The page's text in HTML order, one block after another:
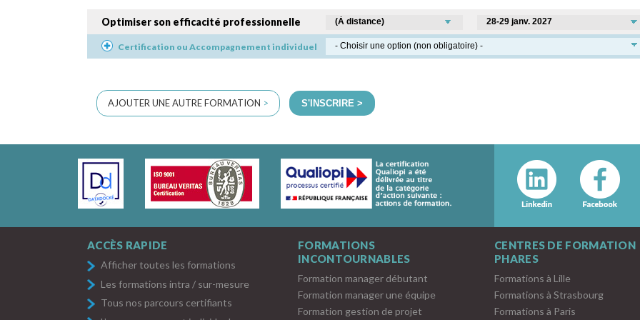
Optimiser son efficacité professionnelle
Certification ou Accompagnement individuel
AJOUTER UNE AUTRE FORMATION > S'INSCRIRE >
ACCÈS RAPIDE
Afficher toutes les formations
Les formations intra / sur-mesure
Tous nos parcours certifiants
FORMATIONS
INCONTOURNABLES
Formation manager débutant
Formation manager une équipe
Formation gestion de projet
CENTRES DE FORMATION
PHARES
Formations à Lille
Formations à Strasbourg
Formations à Paris